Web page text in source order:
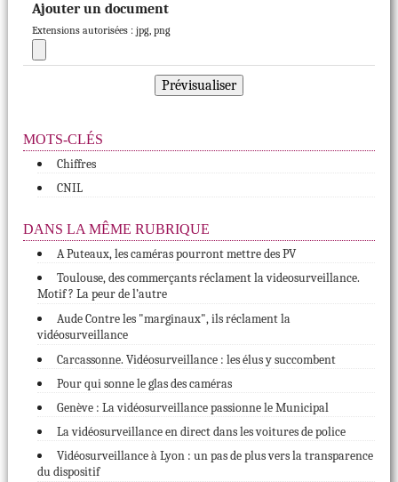
Ajouter un document
Extensions autorisées : jpg, png
MOTS-CLÉS
Chiffres
CNIL
DANS LA MÊME RUBRIQUE
A Puteaux, les caméras pourront mettre des PV
Toulouse, des commerçants réclament la videosurveillance.
Motif ? La peur de l’autre
Aude Contre les "marginaux", ils réclament la
vidéosurveillance
Carcassonne. Vidéosurveillance : les élus y succombent
Pour qui sonne le glas des caméras
Genève : La vidéosurveillance passionne le Municipal
La vidéosurveillance en direct dans les voitures de police
Vidéosurveillance à Lyon : un pas de plus vers la transparence
du dispositif